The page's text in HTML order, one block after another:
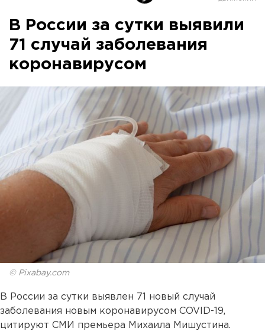
В России за сутки выявили
71 случай заболевания
коронавирусом
© Pixabay.com
В России за сутки выявлен 71 новый случай
заболевания новым коронавирусом COVID-19,
цитируют СМИ премьера Михаила Мишустина.